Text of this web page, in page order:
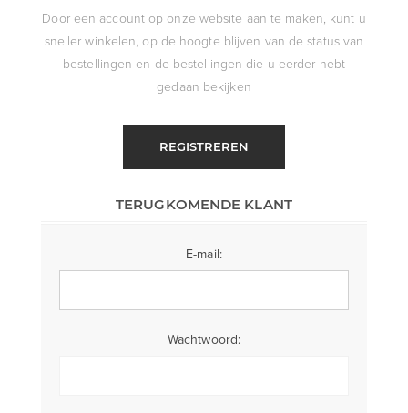
Door een account op onze website aan te maken, kunt u
sneller winkelen, op de hoogte blijven van de status van
bestellingen en de bestellingen die u eerder hebt
gedaan bekijken
REGISTREREN
TERUGKOMENDE KLANT
E-mail:
Wachtwoord: